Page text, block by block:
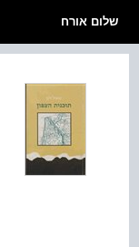
שלום אורח